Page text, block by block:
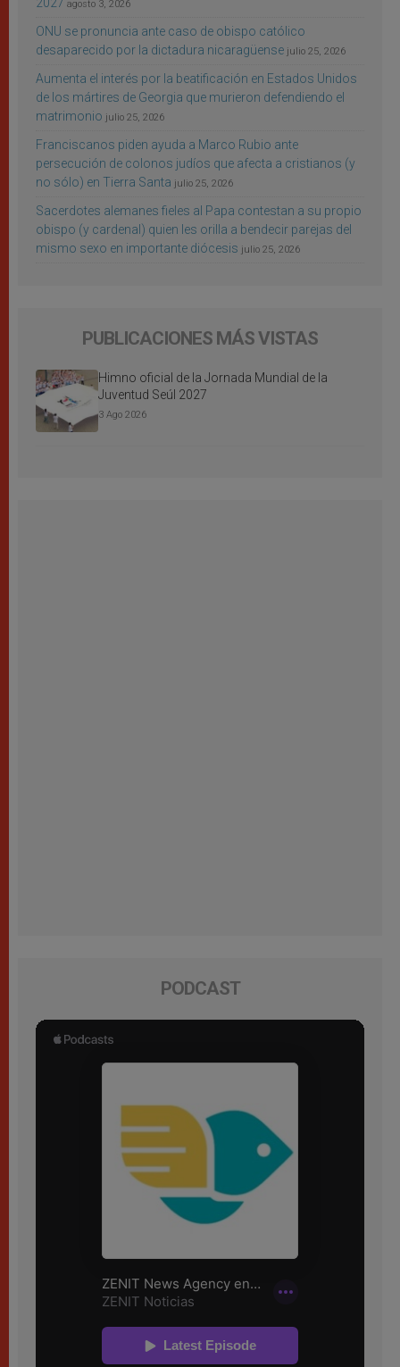
agosto 3, 2026
ONU se pronuncia ante caso de obispo católico
desaparecido por la dictadura nicaragüense julio 25, 2026
Aumenta el interés por la beatificación en Estados Unidos
de los mártires de Georgia que murieron defendiendo el
matrimonio julio 25, 2026
Franciscanos piden ayuda a Marco Rubio ante
persecución de colonos judíos que afecta a cristianos (y
no sólo) en Tierra Santa julio 25, 2026
Sacerdotes alemanes fieles al Papa contestan a su propio
obispo (y cardenal) quien les orilla a bendecir parejas del
mismo sexo en importante diócesis julio 25, 2026
PUBLICACIONES MÁS VISTAS
Himno oficial de la Jornada Mundial de la
Juventud Seúl 2027
3 Ago 2026
PODCAST